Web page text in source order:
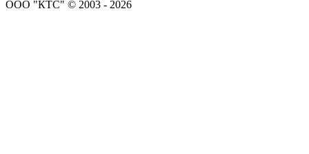
ООО "КТС" © 2003 - 2026